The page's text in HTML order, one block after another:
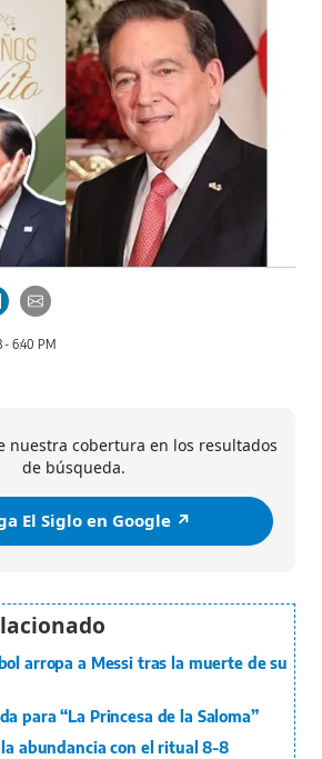
- 6:40 PM
nuestra cobertura en los resultados
de búsqueda.
El Siglo en Google ↗️
arropa a Messi tras la muerte de su
para “La Princesa de la Saloma”
abundancia con el ritual 8-8